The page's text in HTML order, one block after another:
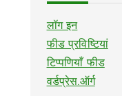
लॉग इन
फीड प्रविष्टियां
टिप्पणियाँ फीड
वर्डप्रेस.ऑर्ग